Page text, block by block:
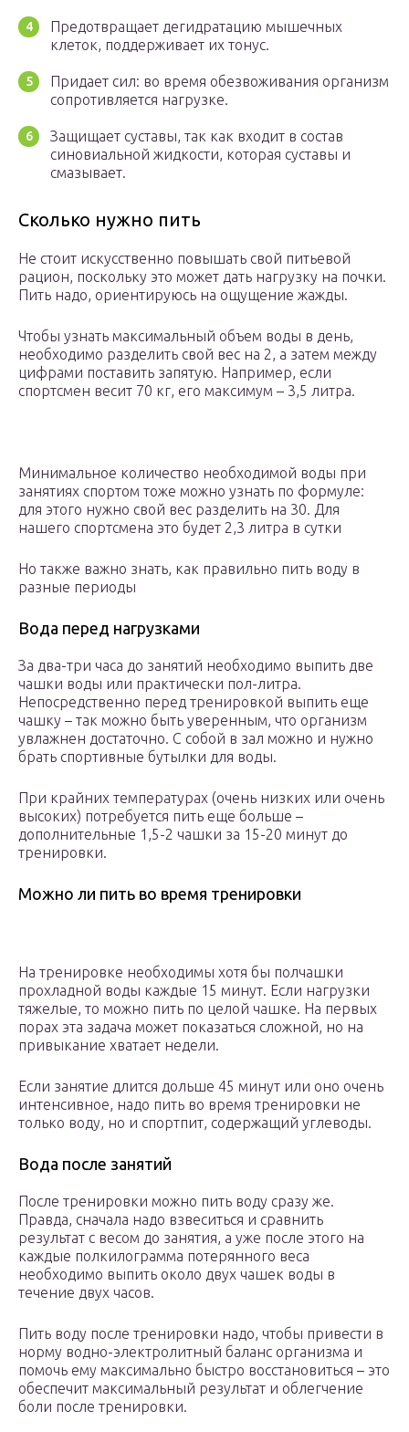
Предотвращает дегидратацию мышечных
клеток, поддерживает их тонус.
Придает сил: во время обезвоживания организм
сопротивляется нагрузке.
Защищает суставы, так как входит в состав
синовиальной жидкости, которая суставы и
смазывает.
Сколько нужно пить
Не стоит искусственно повышать свой питьевой
рацион, поскольку это может дать нагрузку на почки.
Пить надо, ориентируюсь на ощущение жажды.
Чтобы узнать максимальный объем воды в день,
необходимо разделить свой вес на 2, а затем между
цифрами поставить запятую. Например, если
спортсмен весит 70 кг, его максимум – 3,5 литра.
Минимальное количество необходимой воды при
занятиях спортом тоже можно узнать по формуле:
для этого нужно свой вес разделить на 30. Для
нашего спортсмена это будет 2,3 литра в сутки
Но также важно знать, как правильно пить воду в
разные периоды
Вода перед нагрузками
За два-три часа до занятий необходимо выпить две
чашки воды или практически пол-литра.
Непосредственно перед тренировкой выпить еще
чашку – так можно быть уверенным, что организм
увлажнен достаточно. С собой в зал можно и нужно
брать спортивные бутылки для воды.
При крайних температурах (очень низких или очень
высоких) потребуется пить еще больше –
дополнительные 1,5-2 чашки за 15-20 минут до
тренировки.
Можно ли пить во время тренировки
На тренировке необходимы хотя бы полчашки
прохладной воды каждые 15 минут. Если нагрузки
тяжелые, то можно пить по целой чашке. На первых
порах эта задача может показаться сложной, но на
привыкание хватает недели.
Если занятие длится дольше 45 минут или оно очень
интенсивное, надо пить во время тренировки не
только воду, но и спортпит, содержащий углеводы.
Вода после занятий
После тренировки можно пить воду сразу же.
Правда, сначала надо взвеситься и сравнить
результат с весом до занятия, а уже после этого на
каждые полкилограмма потерянного веса
необходимо выпить около двух чашек воды в
течение двух часов.
Пить воду после тренировки надо, чтобы привести в
норму водно-электролитный баланс организма и
помочь ему максимально быстро восстановиться – это
обеспечит максимальный результат и облегчение
боли после тренировки.